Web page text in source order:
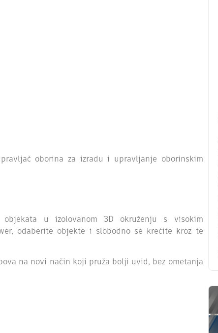
oborina za izradu i upravljanje oborinskim
u izolovanom 3D okruženju s visokim
odaberite objekte i slobodno se krećite kroz te
na novi način koji pruža bolji uvid, bez ometanja